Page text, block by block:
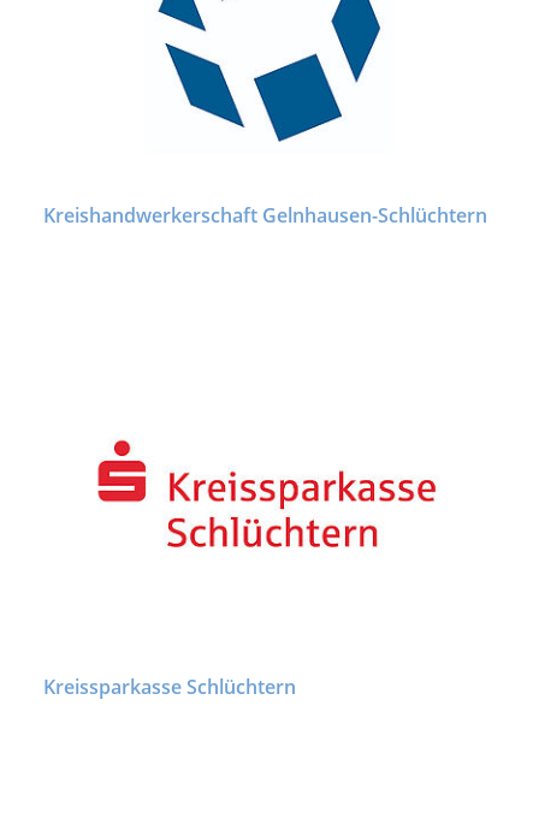
Kreishandwerkerschaft Gelnhausen-Schlüchtern
Kreissparkasse Schlüchtern